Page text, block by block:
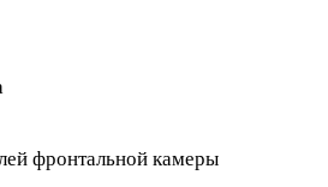
фронтальной камеры